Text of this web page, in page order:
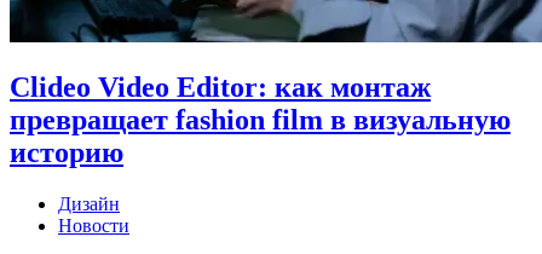
Clideo Video Editor: как монтаж
превращает fashion film в визуальную
историю
Дизайн
Новости